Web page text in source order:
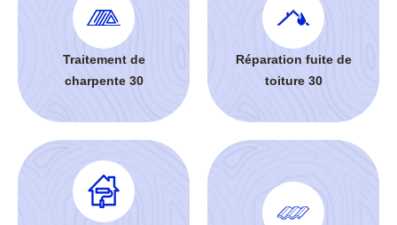
Traitement de
charpente 30
Réparation fuite de
toiture 30